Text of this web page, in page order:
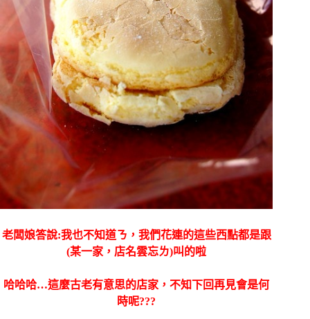
老闆娘答說:我也不知道ㄋ，我們花連的這些西點都是跟
(某一家，店名雲忘ㄌ)叫的啦
哈哈哈…這麼古老有意思的店家，不知下回再見會是何
時呢???